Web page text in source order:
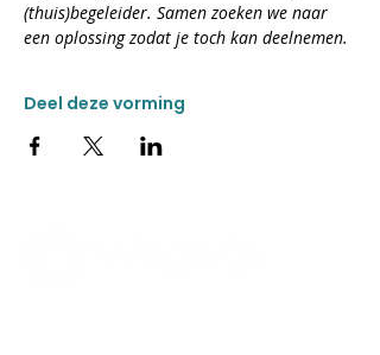
(thuis)begeleider. Samen zoeken we naar
een oplossing zodat je toch kan deelnemen.
Deel deze vorming